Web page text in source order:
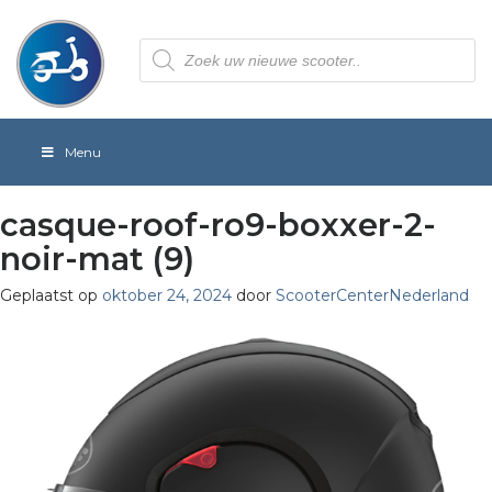
Producten
zoeken
Menu
casque-roof-ro9-boxxer-2-
noir-mat (9)
Geplaatst op oktober 24, 2024 door ScooterCenterNederland